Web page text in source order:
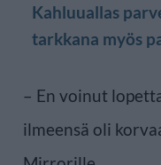
Kahluuallas
tarkkana myös
– En voinut
ilmeensä oli